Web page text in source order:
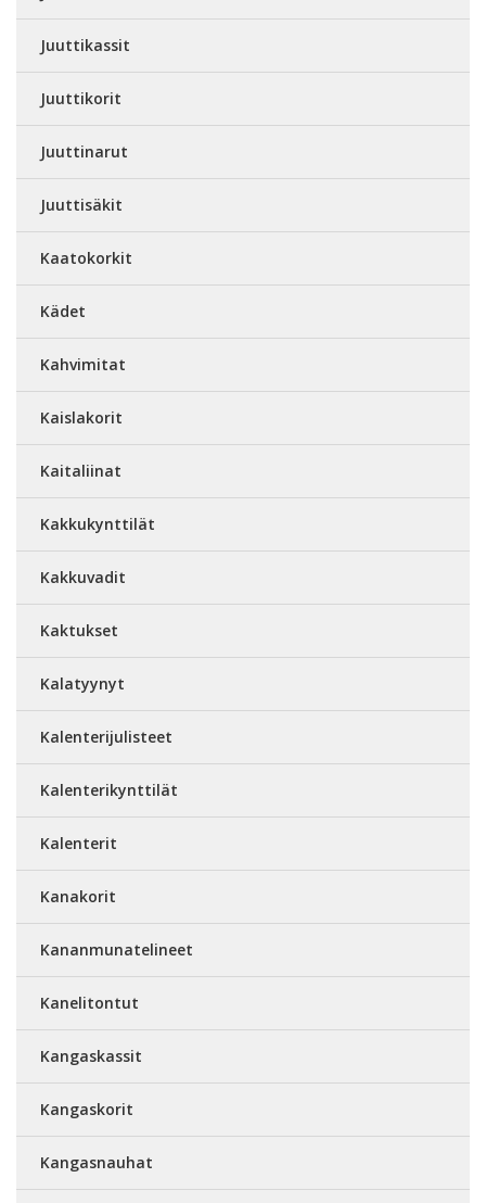
Juuttikassit
Juuttikorit
Juuttinarut
Juuttisäkit
Kaatokorkit
Kädet
Kahvimitat
Kaislakorit
Kaitaliinat
Kakkukynttilät
Kakkuvadit
Kaktukset
Kalatyynyt
Kalenterijulisteet
Kalenterikynttilät
Kalenterit
Kanakorit
Kananmunatelineet
Kanelitontut
Kangaskassit
Kangaskorit
Kangasnauhat